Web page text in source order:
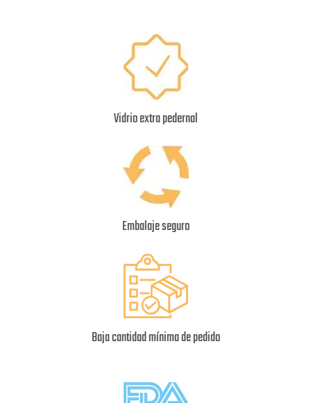
Vidrio extra pedernal
Embalaje seguro
Baja cantidad mínima de pedido